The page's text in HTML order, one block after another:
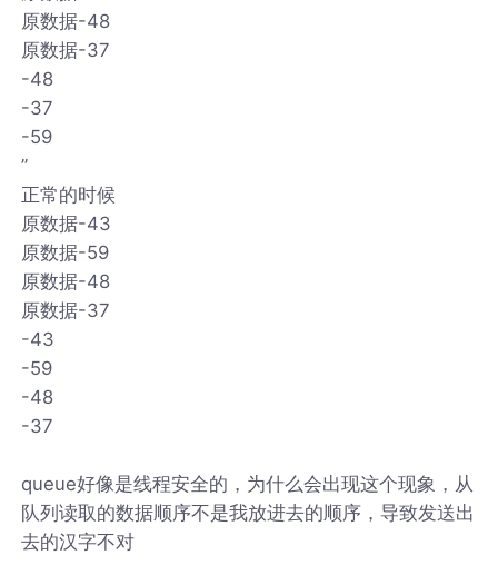
原数据-48
原数据-37
-48
-37
-59
”
正常的时候
原数据-43
原数据-59
原数据-48
原数据-37
-43
-59
-48
-37
queue好像是线程安全的，为什么会出现这个现象，从
队列读取的数据顺序不是我放进去的顺序，导致发送出
去的汉字不对